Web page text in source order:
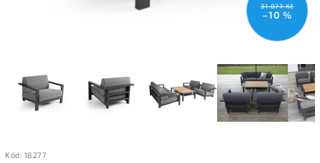
31 077 Kč
–10 %
Kód: 18277